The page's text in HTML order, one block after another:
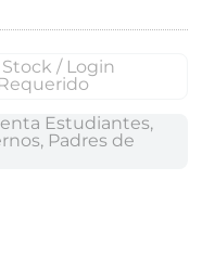
Stock / Login
Requerido
Estudiantes,
Padres de